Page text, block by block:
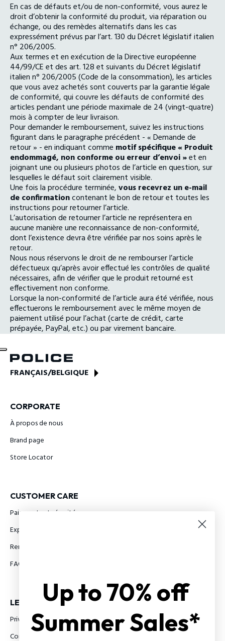
En cas de défauts et/ou de non-conformité, vous aurez le
droit d’obtenir la conformité du produit, via réparation ou
échange, ou des remèdes alternatifs dans les cas
expressément prévus par l’art. 130 du Décret législatif italien
n° 206/2005.
Aux termes et en exécution de la Directive européenne
44/99/CE et des art. 128 et suivants du Décret législatif
italien n° 206/2005 (Code de la consommation), les articles
que vous avez achetés sont couverts par la garantie légale
de conformité, qui couvre les défauts de conformité des
articles pendant une période maximale de 24 (vingt-quatre)
mois à compter de leur livraison.
Pour demander le remboursement, suivez les instructions
figurant dans le paragraphe précédent - « Demande de
retour » - en indiquant comme motif spécifique « Produit
endommagé, non conforme ou erreur d’envoi »et en
joignant une ou plusieurs photos de l’article en question, sur
lesquelles le défaut soit clairement visible.
Une fois la procédure terminée,vous recevrez un e-mail
de confirmationcontenant le bon de retour et toutes les
instructions pour retourner l’article.
L’autorisation de retourner l’article ne représentera en
aucune manière une reconnaissance de non-conformité,
dont l’existence devra être vérifiée par nos soins après le
retour.
Nous nous réservons le droit de ne rembourser l’article
défectueux qu’après avoir effectué les contrôles de qualité
nécessaires, afin de vérifier que le produit retourné est
effectivement non conforme.
Lorsque la non-conformité de l’article aura été vérifiée, nous
effectuerons le remboursement avec le même moyen de
paiement utilisé pour l’achat (carte de crédit, carte
prépayée, PayPal, etc.) ou par virement bancaire.
FRANÇAIS/BELGIQUE
CORPORATE
À propos de nous
Brand page
Store Locator
CUSTOMER CARE
Paiements et sécurité
Expédition
Remboursements et Retours
FAQ
LEGAL INFO
Privacy Policy
Conditions Générales
Up to 70% off
Summer Sales*